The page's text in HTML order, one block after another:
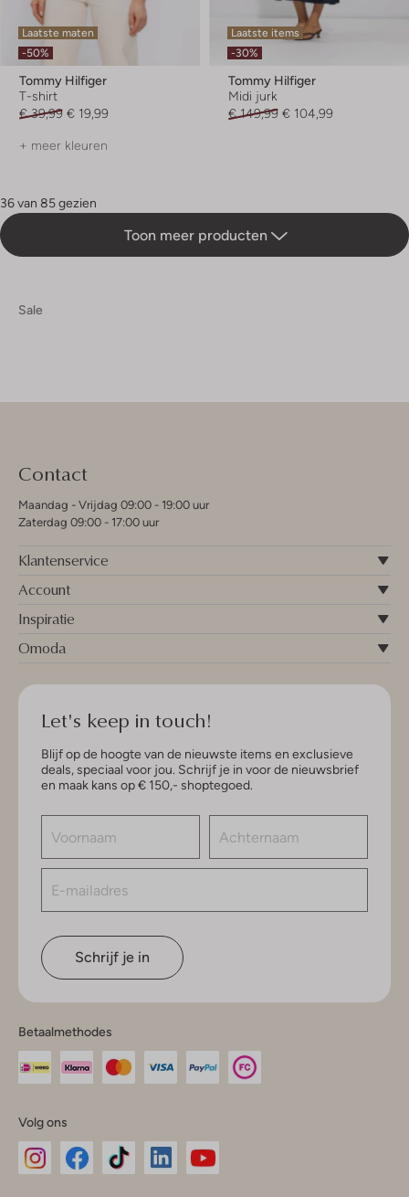
Laatste maten
-50%
Tommy Hilfiger
T-shirt
€ 39,99 € 19,99
+ meer kleuren
Laatste items
-30%
Tommy Hilfiger
Midi jurk
€ 149,99 € 104,99
36 van 85 gezien
Toon meer producten
Sale
Contact
Maandag - Vrijdag 09:00 - 19:00 uur
Zaterdag 09:00 - 17:00 uur
Klantenservice
Account
Inspiratie
Omoda
Let's keep in touch!
Blijf op de hoogte van de nieuwste items en exclusieve
deals, speciaal voor jou. Schrijf je in voor de nieuwsbrief
en maak kans op € 150,- shoptegoed.
Schrijf je in
Betaalmethodes
Volg ons